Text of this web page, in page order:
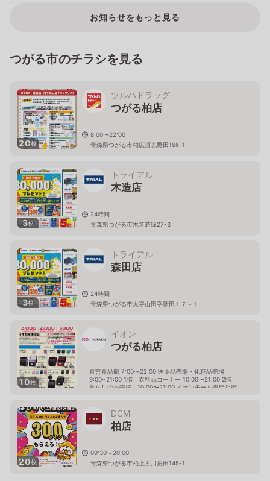
お知らせをもっと見る
つがる市のチラシを見る
20枚
ツルハドラッグ
つがる柏店
8:00〜22:00
青森県つがる市柏広須志野田166-1
3枚
トライアル
木造店
24時間
青森県つがる市木造若緑27-3
3枚
トライアル
森田店
24時間
青森県つがる市大字山田字新田１７－１
10枚
イオン
つがる柏店
直営食品館 7:00〜22:00 医薬品売場・化粧品売場
9:00~21:00 1階 衣料品コーナー 10:00〜21:00 2階
暮らしの品売場 10:00〜21:00 イオンモール専門店街
ズメント館 10:00〜20:00 映画館 9：30～21：00（上映
終了まで） インフォメーション 10:00〜20:00 ドラッグ
／調剤 9:00〜18:00(休憩時間14：00～15：00) 定休
日→日曜日、祝日 サービスカウンター 8:30〜21:00
20枚
DCM
柏店
09:30～20:00
青森県つがる市柏上古川房田145-1